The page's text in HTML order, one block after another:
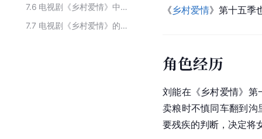
7.6
电视剧《乡村爱情》中的主要人物
7.7
电视剧《乡村爱情》的主要角色
《乡村爱情》第十五季
角色经历
刘能在《乡村爱情》
卖粮时不慎同车翻到
要残疾的判断，决定将